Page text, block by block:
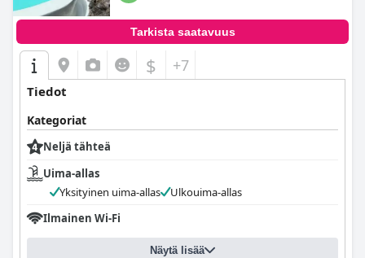
Tarkista saatavuus
$ +7
Tiedot
Kategoriat
Neljä tähteä
Uima-allas
Yksityinen uima-allas
Ulkouima-allas
Ilmainen Wi-Fi
Näytä lisää